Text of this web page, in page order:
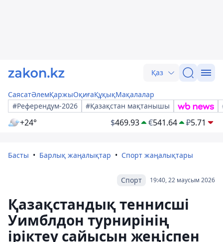
Қаз
СаясатӘлемҚаржыОқиғаҚұқықМақалалар
#Референдум-2026
#Қазақстан мақтанышы
+24° $469.93 €541.64 ₽5.71
Басты Барлық жаңалықтар Спорт жаңалықтары
19:40, 22 маусым 2026
Спорт
Қазақстандық теннисші
Уимблдон турнирінің
іріктеу сайысын жеңіспен